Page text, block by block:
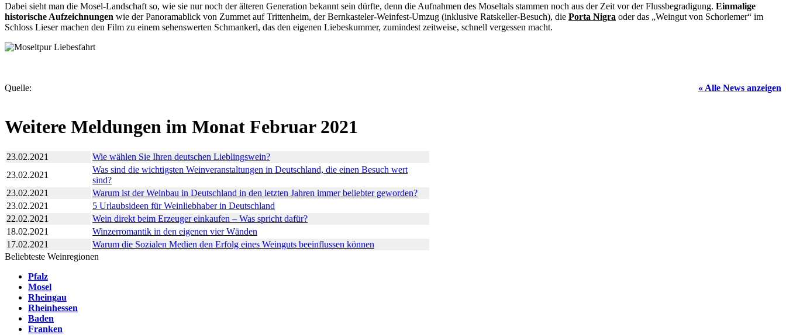
Dabei sieht man die Mosel-Landschaft so, wie sie nur noch der älteren Generation bekannt sein dürfte, denn die Aufnahmen des Moseltals stammen noch aus der Zeit vor der Flussbegradigung. Einmalige
historische Aufzeichnungen wie der Panoramablick von Zummet auf Trittenheim, der Bernkasteler-Weinfest-Umzug (inklusive Ratskeller-Besuch), die Porta Nigra oder das „Weingut von Schorlemer“ im
Schloss Lieser machen den Film zu einem sehenswerten Schmankerl, das den eigenen Liebeskummer, zumindest zeitweise, schnell vergessen macht.
Quelle: « Alle News anzeigen
Weitere Meldungen im Monat Februar 2021
23.02.2021
Wie wählen Sie Ihren deutschen Lieblingswein?
23.02.2021
Was sind die wichtigsten Weinveranstaltungen in Deutschland, die einen Besuch wert
sind?
23.02.2021
Warum ist der Weinbau in Deutschland in den letzten Jahren immer beliebter geworden?
23.02.2021
5 Urlaubsideen für Weinliebhaber in Deutschland
22.02.2021
Wein direkt beim Erzeuger einkaufen – Was spricht dafür?
18.02.2021
Winzerromantik in den eigenen vier Wänden
17.02.2021
Warum die Sozialen Medien den Erfolg eines Weinguts beeinflussen können
Beliebteste Weinregionen
Pfalz
Mosel
Rheingau
Rheinhessen
Baden
Franken